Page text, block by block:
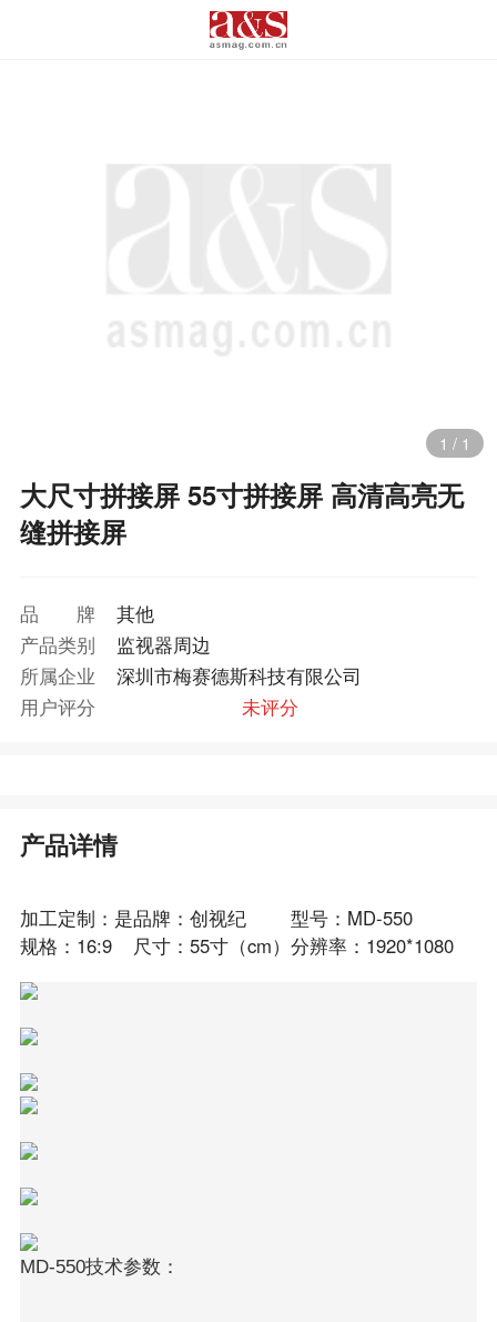
1 / 1
大尺寸拼接屏 55寸拼接屏 高清高亮无
缝拼接屏
品牌
其他
产品类别
监视器周边
所属企业
深圳市梅赛德斯科技有限公司
用户评分
未评分
产品详情
加工定制：是品牌：创视纪
型号：MD-550
规格：16:9
尺寸：55寸（cm） 分辨率：1920*1080
MD-550技术参数：